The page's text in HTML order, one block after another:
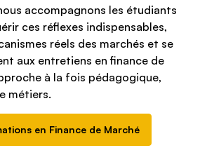
accompagnons les étudiants
ces réflexes indispensables,
réels des marchés et se
aux entretiens en finance de
à la fois pédagogique,
métiers.
en Finance de Marché